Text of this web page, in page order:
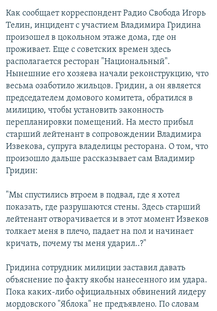
СОЦИАЛЬНЫЕ СЕТИ
Все сайты РСЕ/РС
Как сообщает корреспондент Радио Свобода Игорь
Телин, инцидент с участием Владимира Гридина
произошел в цокольном этаже дома, где он
проживает. Еще с советских времен здесь
располагается ресторан "Национальный".
Нынешние его хозяева начали реконструкцию, что
весьма озаботило жильцов. Гридин, а он является
председателем домового комитета, обратился в
милицию, чтобы установить законность
перепланировки помещений. На место прибыл
старший лейтенант в сопровождении Владимира
Извекова, супруга владелицы ресторана. О том, что
произошло дальше рассказывает сам Владимир
Гридин:
"Мы спустились втроем в подвал, где я хотел
показать, где разрушаются стены. Здесь старший
лейтенант отворачивается и в этот момент Извеков
толкает меня в плечо, падает на пол и начинает
кричать, почему ты меня ударил..?"
Гридина сотрудник милиции заставил давать
объяснение по факту якобы нанесенного им удара.
Пока каких-либо официальных обвинений лидеру
мордовского "Яблока" не предъявлено. По словам